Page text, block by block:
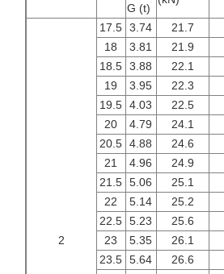
G (t)
2
17.5 3.74 21.7
18
3.81 21.9
18.5 3.88 22.1
19
3.95 22.3
19.5 4.03 22.5
20
4.79 24.1
20.5 4.88 24.6
21
4.96 24.9
21.5 5.06 25.1
22
5.14 25.2
22.5 5.23 25.6
23
5.35 26.1
23.5 5.64 26.6